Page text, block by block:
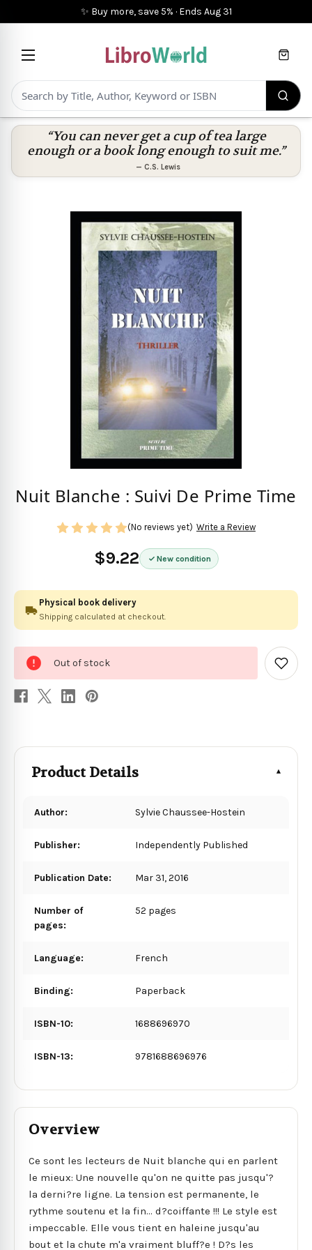
✨ Buy more, save 5% · Ends Aug 31
Cart
“You can never get a cup of tea large
enough or a book long enough to suit me.”
— C.S. Lewis
Nuit Blanche : Suivi De Prime Time
$9.22 New condition
(No reviews yet) Write a Review
Physical book delivery
Shipping calculated at checkout.
stock
Out of stock
Add
to
Product Details
Author: Sylvie Chaussee-Hostein
Publisher: Independently Published
Publication Date: Mar 31, 2016
Number of
pages:
52 pages
Language: French
Binding: Paperback
ISBN-10: 1688696970
ISBN-13: 9781688696976
Overview
Ce sont les lecteurs de Nuit blanche qui en parlent
le mieux: Une nouvelle qu'on ne quitte pas jusqu'?
la derni?re ligne. La tension est permanente, le
rythme soutenu et la fin... d?coiffante !!! Le style est
impeccable. Elle vous tient en haleine jusqu'au
bout et la chute m'a vraiment bluff?e ! D?s les